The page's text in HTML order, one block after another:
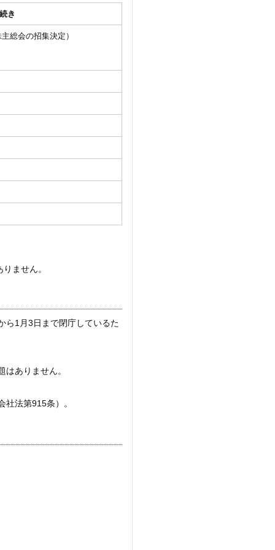
き
総会の招集決定）
ません。
ら1月3日まで閉庁しているた
ありません。
法第915条）。